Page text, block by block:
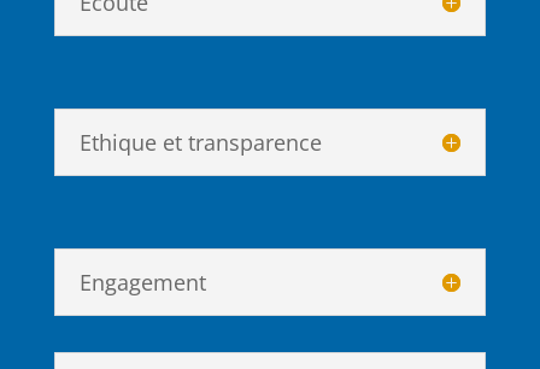
Ethique et transparence
Engagement